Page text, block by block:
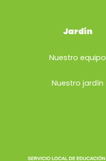
Jardín
Nuestro equipo
Nuestro jardín